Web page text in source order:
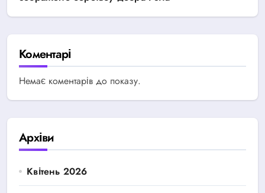
Коментарі
Немає коментарів до показу.
Архіви
Квітень 2026